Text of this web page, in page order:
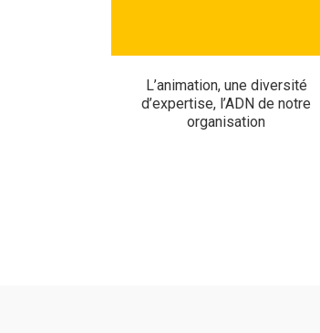
L’animation, une diversité
d’expertise, l’ADN de notre
organisation